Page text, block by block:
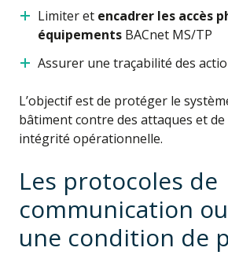
Limiter et encadrer les accès
équipements BACnet MS/TP
Assurer une traçabilité des
L’objectif est de protéger le
bâtiment contre des attaques et
intégrité opérationnelle.
Les protocoles de
communication
une condition de